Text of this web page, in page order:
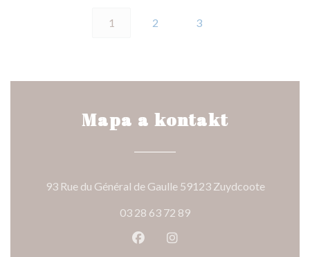
1 2 3
Mapa a kontakt
93 Rue du Général de Gaulle 59123 Zuydcoote((otevře
03 28 63 72 89
Facebook ((otevře se v novém
Instagram ((otevře se v